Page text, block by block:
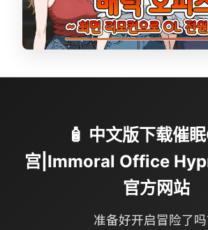
🧴 中文版下载催
宫|Immoral Office
官方网站
准备好开启冒险了吗